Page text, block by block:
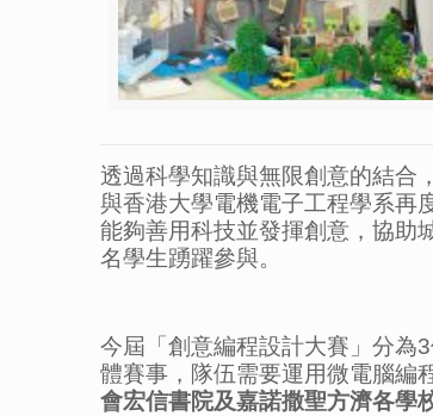
透過科學知識與無限創意的結合
與香港大學電機電子工程學系再
能夠善用科技並發揮創意，協助
名學生踴躍參與。
今屆「創意編程設計大賽」分為
體賽事，隊伍需要運用微電腦編
會宏信書院及嘉諾撒聖方濟各學